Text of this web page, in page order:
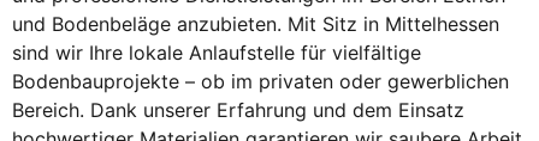
und Bodenbeläge anzubieten. Mit Sitz in Mittelhessen
sind wir Ihre lokale Anlaufstelle für vielfältige
Bodenbauprojekte – ob im privaten oder gewerblichen
Bereich. Dank unserer Erfahrung und dem Einsatz